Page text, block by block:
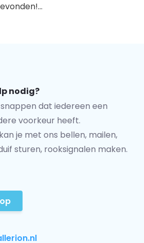
nodig?
snappen dat iedereen een
voorkeur heeft.
je met ons bellen, mailen,
sturen, rooksignalen maken.